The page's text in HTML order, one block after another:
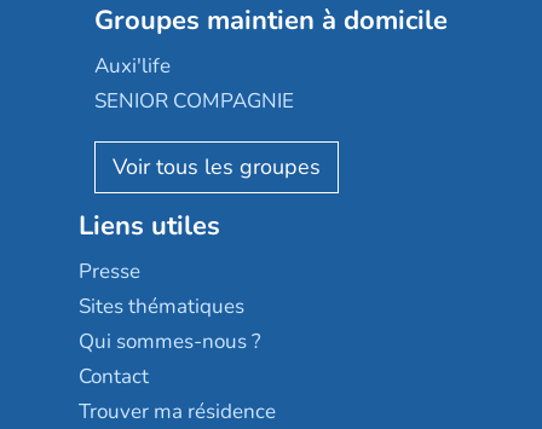
Les jardins d'Arcadie
Occitalia
Appartseniors
Reseda
Stella management
Les villages d'or
Sérénys
Résidences services Villa Médicis
Groupe SOS
Le Noble Âge
Almage
Résidalya
Groupe aplus
Groupes maintien à domicile
Auxi'life
SENIOR COMPAGNIE
AGE D'OR Services
Liens utiles
Presse
Sites thématiques
Qui sommes-nous ?
Contact
Trouver ma résidence